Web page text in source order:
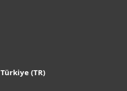
Türkiye (TR)